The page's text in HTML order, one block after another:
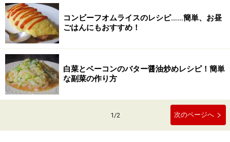
コンビーフオムライスのレシピ……簡単、お昼
ごはんにもおすすめ！
白菜とベーコンのバター醤油炒めレシピ！簡単
な副菜の作り方
1/2 次のページへ